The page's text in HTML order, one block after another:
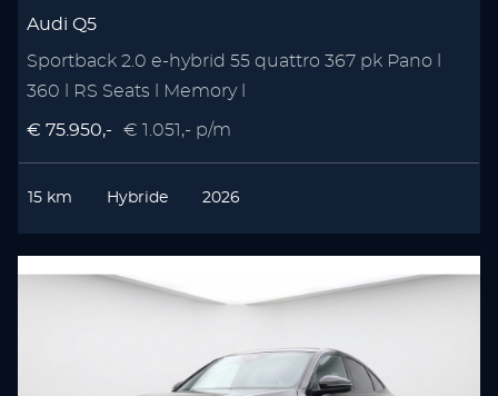
Audi Q5
Sportback 2.0 e-hybrid 55 quattro 367 pk Pano l
360 l RS Seats l Memory l
€ 75.950,- € 1.051,- p/m
15 km Hybride 2026